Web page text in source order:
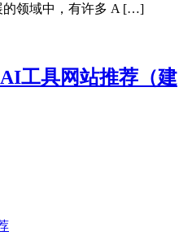
的领域中，有许多 A […]
工具网站推荐（建